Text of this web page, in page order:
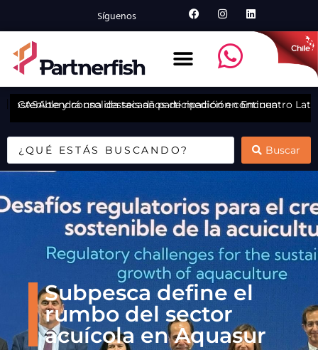
Síguenos
y consolida seis años de medición continua
CASA tendrá una destacada participación en Encuentro
Buscar
Subpesca define el
rumbo del sector
acuícola en Aquasur